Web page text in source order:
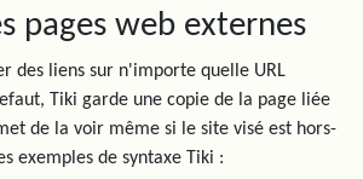
pages web externes
des liens sur n'importe quelle URL
Tiki garde une copie de la page liée
de la voir même si le site visé est hors-
exemples de syntaxe Tiki :